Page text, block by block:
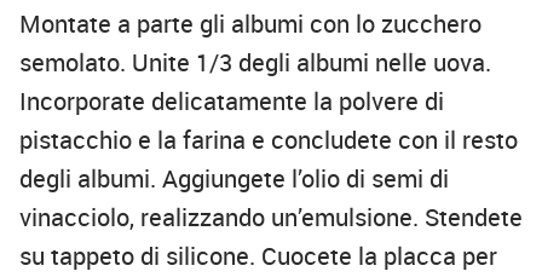
Montate a parte gli albumi con lo zucchero
semolato. Unite 1/3 degli albumi nelle uova.
Incorporate delicatamente la polvere di
pistacchio e la farina e concludete con il resto
degli albumi. Aggiungete l’olio di semi di
vinacciolo, realizzando un’emulsione. Stendete
su tappeto di silicone. Cuocete la placca per